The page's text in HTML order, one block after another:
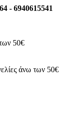
- 6940615541
50€
άνω των 50€